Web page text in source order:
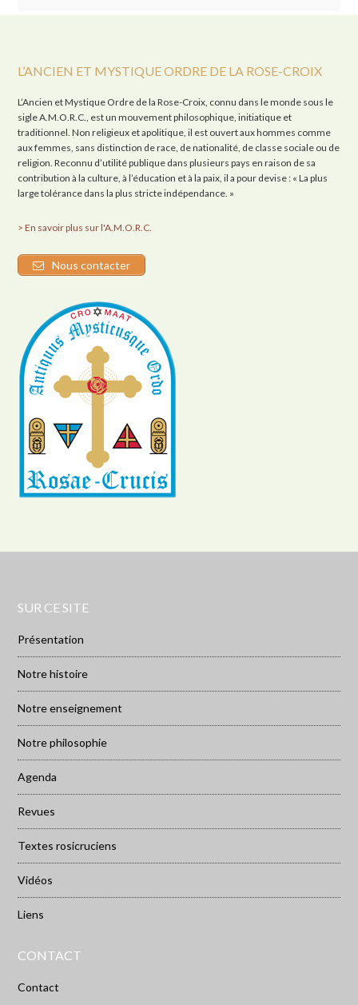
L’ANCIEN ET MYSTIQUE ORDRE DE LA ROSE-CROIX
L’Ancien et Mystique Ordre de la Rose-Croix, connu dans le monde sous le
sigle A.M.O.R.C., est un mouvement philosophique, initiatique et
traditionnel. Non religieux et apolitique, il est ouvert aux hommes comme
aux femmes, sans distinction de race, de nationalité, de classe sociale ou de
religion. Reconnu d’utilité publique dans plusieurs pays en raison de sa
contribution à la culture, à l’éducation et à la paix, il a pour devise : « La plus
large tolérance dans la plus stricte indépendance. »
> En savoir plus sur l'A.M.O.R.C.
Nous contacter
SUR CE SITE
Présentation
Notre histoire
Notre enseignement
Notre philosophie
Agenda
Revues
Textes rosicruciens
Vidéos
Liens
CONTACT
Contact